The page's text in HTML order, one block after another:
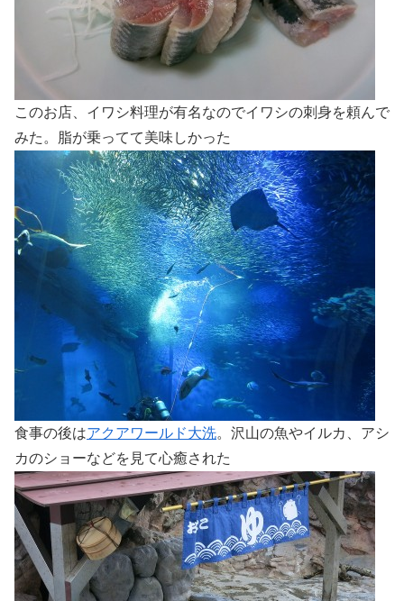
このお店、イワシ料理が有名なのでイワシの刺身を頼んで
みた。脂が乗ってて美味しかった
食事の後はアクアワールド大洗。沢山の魚やイルカ、アシ
カのショーなどを見て心癒された